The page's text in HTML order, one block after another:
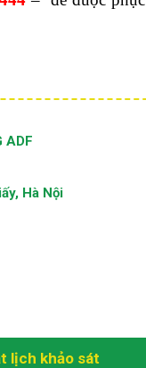
ADF
Hà Nội
lịch khảo sát